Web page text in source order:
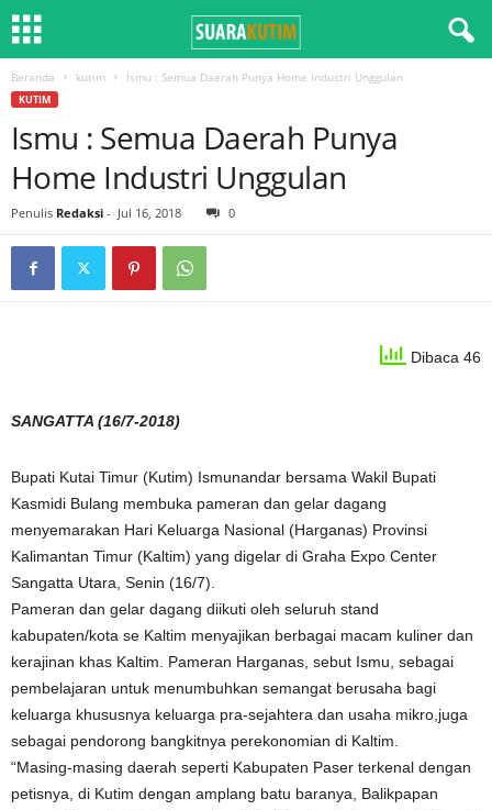
Beranda kutim Ismu : Semua Daerah Punya Home Industri Unggulan
KUTIM
Ismu : Semua Daerah Punya
Home Industri Unggulan
Penulis Redaksi - Jul 16, 2018 0
Dibaca 46
SANGATTA (16/7-2018)
Bupati Kutai Timur (Kutim) Ismunandar bersama Wakil Bupati
Kasmidi Bulang membuka pameran dan gelar dagang
menyemarakan Hari Keluarga Nasional (Harganas) Provinsi
Kalimantan Timur (Kaltim) yang digelar di Graha Expo Center
Sangatta Utara, Senin (16/7).
Pameran dan gelar dagang diikuti oleh seluruh stand
kabupaten/kota se Kaltim menyajikan berbagai macam kuliner dan
kerajinan khas Kaltim. Pameran Harganas, sebut Ismu, sebagai
pembelajaran untuk menumbuhkan semangat berusaha bagi
keluarga khususnya keluarga pra-sejahtera dan usaha mikro,juga
sebagai pendorong bangkitnya perekonomian di Kaltim.
“Masing-masing daerah seperti Kabupaten Paser terkenal dengan
petisnya, di Kutim dengan amplang batu baranya, Balikpapan